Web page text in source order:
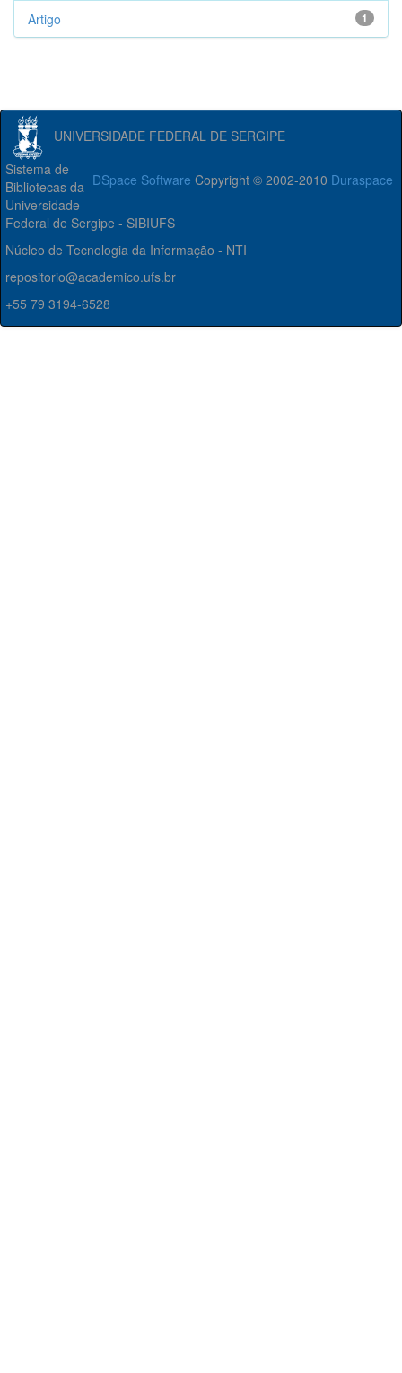
1
Artigo
UNIVERSIDADE FEDERAL DE SERGIPE
DSpace Software Copyright © 2002-2010 Duraspace
Sistema de
Bibliotecas da
Universidade
Federal de Sergipe - SIBIUFS
Núcleo de Tecnologia da Informação - NTI
repositorio@academico.ufs.br
+55 79 3194-6528